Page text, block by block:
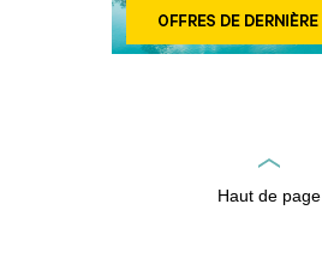
Haut de page